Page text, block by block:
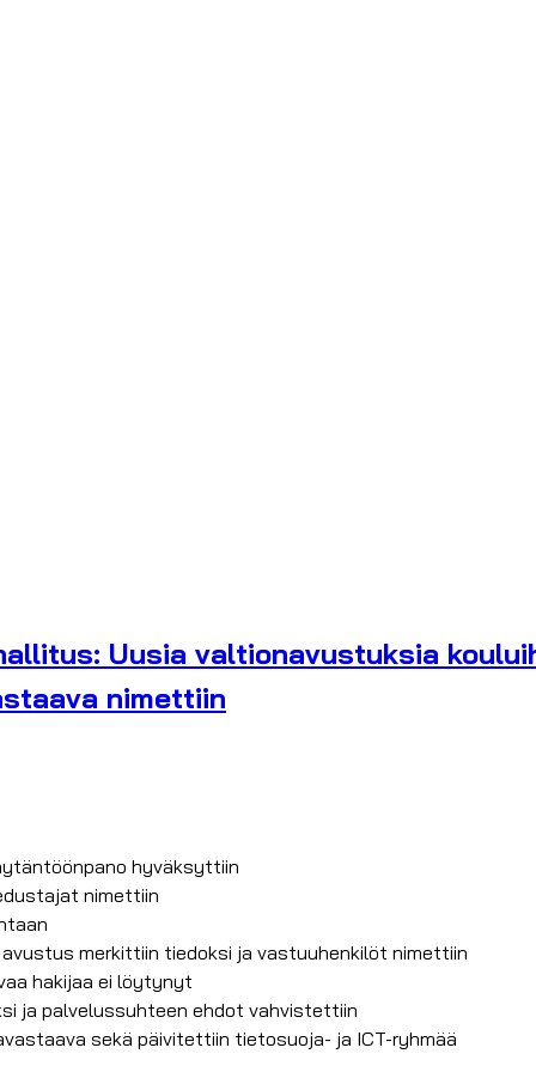
Uusia valtionavustuksia
nimettiin
hyväksyttiin
nimettiin
merkittiin tiedoksi ja vastuuhenkilöt nimettiin
hakijaa ei löytynyt
ja palvelussuhteen ehdot vahvistettiin
sekä päivitettiin tietosuoja- ja ICT-ryhmää